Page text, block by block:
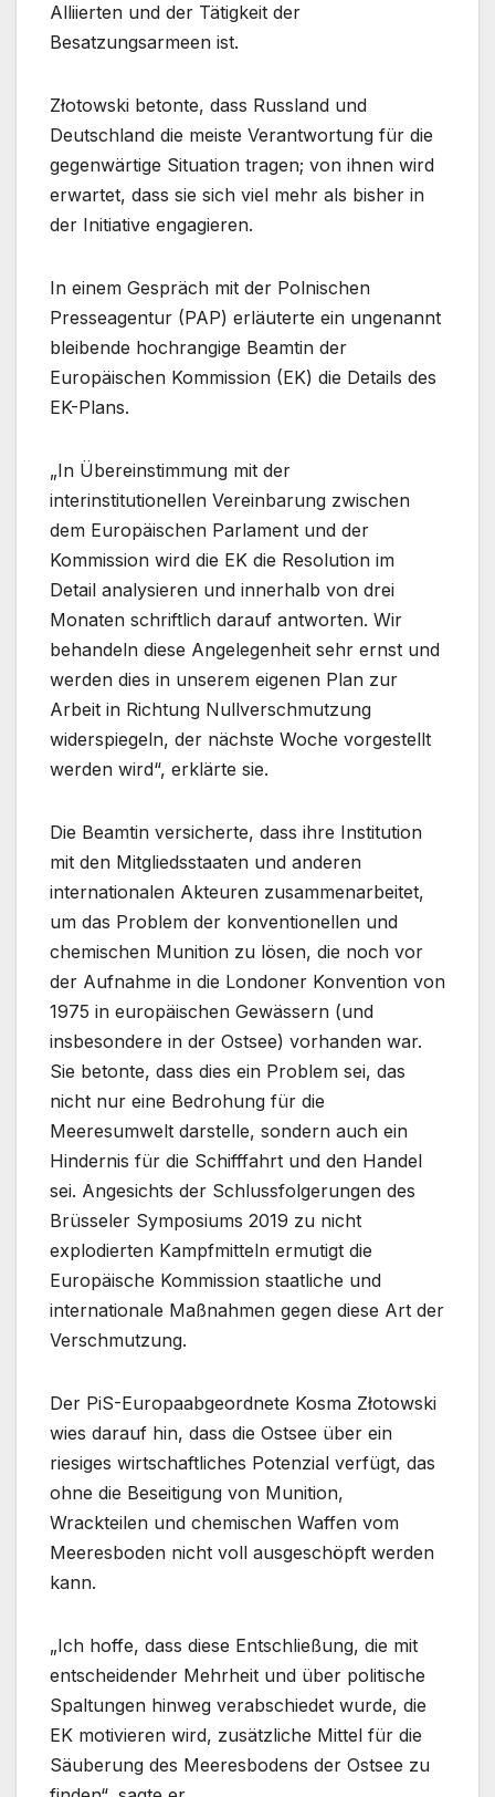
Alliierten und der Tätigkeit der
Besatzungsarmeen ist.
Złotowski betonte, dass Russland und
Deutschland die meiste Verantwortung für die
gegenwärtige Situation tragen; von ihnen wird
erwartet, dass sie sich viel mehr als bisher in
der Initiative engagieren.
In einem Gespräch mit der Polnischen
Presseagentur (PAP) erläuterte ein ungenannt
bleibende hochrangige Beamtin der
Europäischen Kommission (EK) die Details des
EK-Plans.
„In Übereinstimmung mit der
interinstitutionellen Vereinbarung zwischen
dem Europäischen Parlament und der
Kommission wird die EK die Resolution im
Detail analysieren und innerhalb von drei
Monaten schriftlich darauf antworten. Wir
behandeln diese Angelegenheit sehr ernst und
werden dies in unserem eigenen Plan zur
Arbeit in Richtung Nullverschmutzung
widerspiegeln, der nächste Woche vorgestellt
werden wird“, erklärte sie.
Die Beamtin versicherte, dass ihre Institution
mit den Mitgliedsstaaten und anderen
internationalen Akteuren zusammenarbeitet,
um das Problem der konventionellen und
chemischen Munition zu lösen, die noch vor
der Aufnahme in die Londoner Konvention von
1975 in europäischen Gewässern (und
insbesondere in der Ostsee) vorhanden war.
Sie betonte, dass dies ein Problem sei, das
nicht nur eine Bedrohung für die
Meeresumwelt darstelle, sondern auch ein
Hindernis für die Schifffahrt und den Handel
sei. Angesichts der Schlussfolgerungen des
Brüsseler Symposiums 2019 zu nicht
explodierten Kampfmitteln ermutigt die
Europäische Kommission staatliche und
internationale Maßnahmen gegen diese Art der
Verschmutzung.
Der PiS-Europaabgeordnete Kosma Złotowski
wies darauf hin, dass die Ostsee über ein
riesiges wirtschaftliches Potenzial verfügt, das
ohne die Beseitigung von Munition,
Wrackteilen und chemischen Waffen vom
Meeresboden nicht voll ausgeschöpft werden
kann.
„Ich hoffe, dass diese Entschließung, die mit
entscheidender Mehrheit und über politische
Spaltungen hinweg verabschiedet wurde, die
EK motivieren wird, zusätzliche Mittel für die
Säuberung des Meeresbodens der Ostsee zu